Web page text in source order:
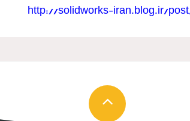
http://solidworks-iran.blog.ir/